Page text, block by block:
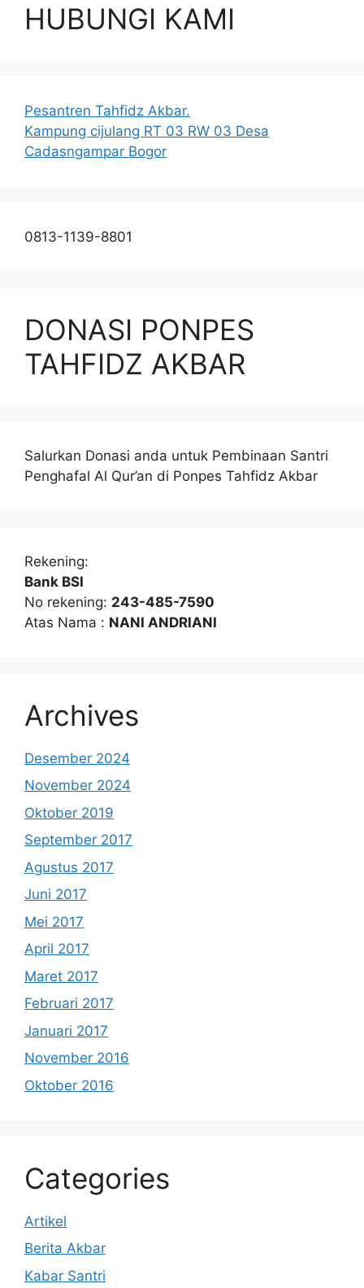
HUBUNGI KAMI
Pesantren Tahfidz Akbar.
Kampung cijulang RT 03 RW 03 Desa
Cadasngampar Bogor
0813-1139-8801
DONASI PONPES
TAHFIDZ AKBAR
Salurkan Donasi anda untuk Pembinaan Santri
Penghafal Al Qur’an di Ponpes Tahfidz Akbar
Rekening:
Bank BSI
No rekening: 243-485-7590
Atas Nama : NANI ANDRIANI
Archives
Desember 2024
November 2024
Oktober 2019
September 2017
Agustus 2017
Juni 2017
Mei 2017
April 2017
Maret 2017
Februari 2017
Januari 2017
November 2016
Oktober 2016
Categories
Artikel
Berita Akbar
Kabar Santri